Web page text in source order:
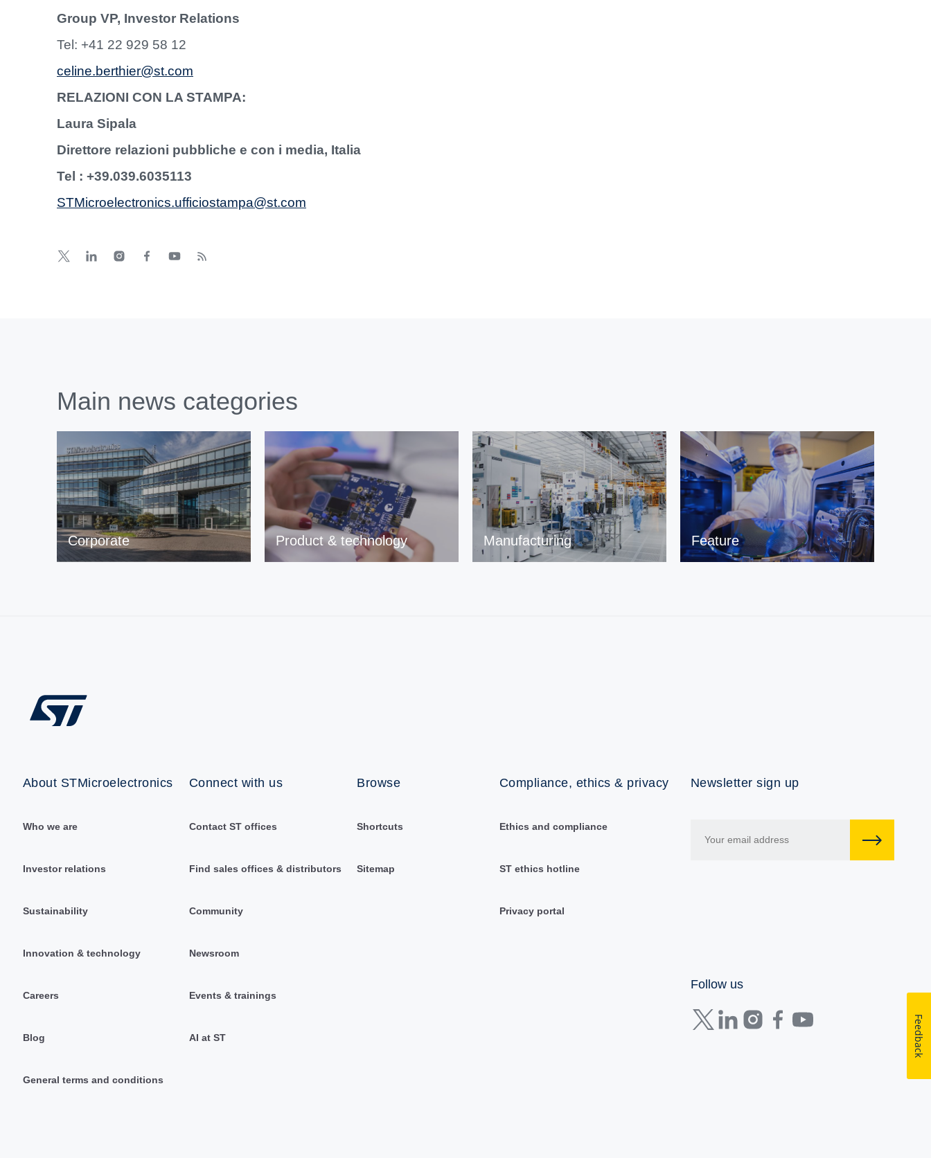
Group VP, Investor Relations
Tel: +41 22 929 58 12
celine.berthier@st.com
RELAZIONI CON LA STAMPA:
Laura Sipala
Direttore relazioni pubbliche e con i media, Italia
Tel : +39.039.6035113
STMicroelectronics.ufficiostampa@st.com
Main news categories
Corporate Product & technology Manufacturing Feature
About STMicroelectronics
Who we are
Investor relations
Sustainability
Innovation & technology
Careers
Blog
General terms and conditions
Connect with us
Contact ST offices
Find sales offices & distributors
Community
Newsroom
Events & trainings
AI at ST
Browse
Shortcuts
Sitemap
Compliance, ethics & privacy
Ethics and compliance
ST ethics hotline
Privacy portal
Newsletter sign up
Follow us
Feedback